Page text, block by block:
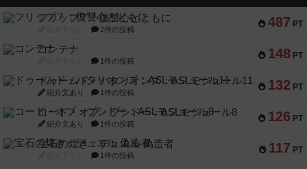
487 PT
フリップ７：復讐心とともに
2件の投稿
148 PT
コンテナ
1件の投稿
132 PT
ドゥームド・バタリオンズ：ASLモジュール11
紹介文あり 1件の投稿
126 PT
コード・オブ・ブシドー：ASLモジュール8
紹介文あり 1件の投稿
117 PT
宝石の煌き：デュエル 偽造者
1件の投稿